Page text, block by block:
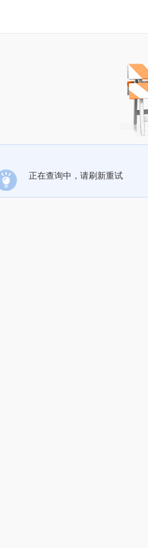
正在查询中，请刷新重试